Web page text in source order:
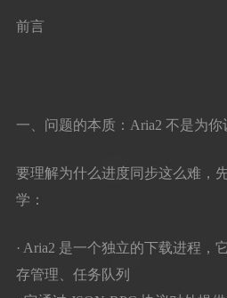
前言
一、问题的本质：Aria2 不是为你
要理解为什么进度同步这么难，
学：
· Aria2 是一个独立的下载进程，
存管理、任务队列